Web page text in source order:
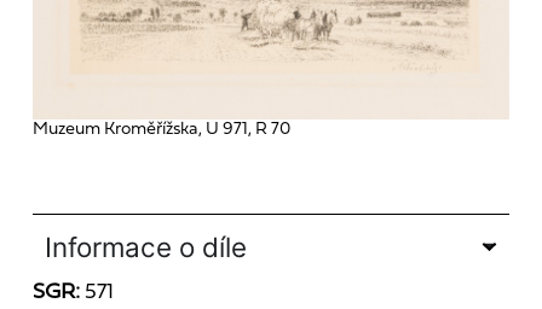
Muzeum Kroměřížska, U 971, R 70
Informace o díle
SGR: 571